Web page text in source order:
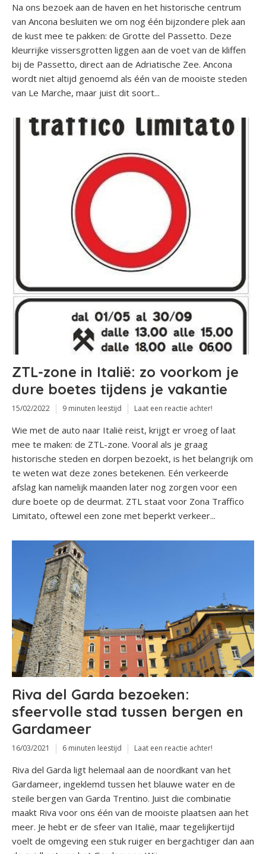
Na ons bezoek aan de haven en het historische centrum
van Ancona besluiten we om nog één bijzondere plek aan
de kust mee te pakken: de Grotte del Passetto. Deze
kleurrijke vissersgrotten liggen aan de voet van de kliffen
bij de Passetto, direct aan de Adriatische Zee. Ancona
wordt niet altijd genoemd als één van de mooiste steden
van Le Marche, maar juist dit soort...
ZTL-zone in Italië: zo voorkom je
dure boetes tijdens je vakantie
15/02/2022 9 minuten leestijd Laat een reactie achter!
Wie met de auto naar Italië reist, krijgt er vroeg of laat
mee te maken: de ZTL-zone. Vooral als je graag
historische steden en dorpen bezoekt, is het belangrijk om
te weten wat deze zones betekenen. Eén verkeerde
afslag kan namelijk maanden later nog zorgen voor een
dure boete op de deurmat. ZTL staat voor Zona Traffico
Limitato, oftewel een zone met beperkt verkeer...
Riva del Garda bezoeken:
sfeervolle stad tussen bergen en
Gardameer
16/03/2021 6 minuten leestijd Laat een reactie achter!
Riva del Garda ligt helemaal aan de noordkant van het
Gardameer, ingeklemd tussen het blauwe water en de
steile bergen van Garda Trentino. Juist die combinatie
maakt Riva voor ons één van de mooiste plaatsen aan het
meer. Je hebt er de sfeer van Italië, maar tegelijkertijd
voelt de omgeving een stuk ruiger en bergachtiger dan aan